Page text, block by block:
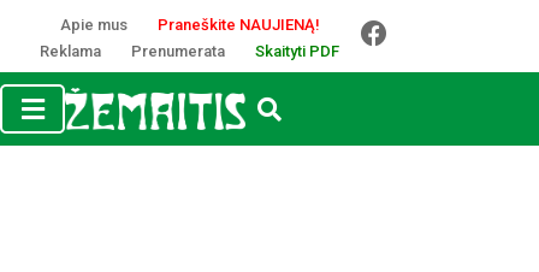
Apie mus
Praneškite NAUJIENĄ!
Reklama
Prenumerata Skaityti PDF